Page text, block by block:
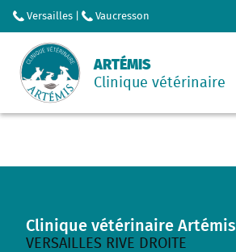
Versailles | Vaucresson
ARTÉMIS
Clinique vétérinaire
Clinique vétérinaire Artémis
VERSAILLES RIVE DROITE